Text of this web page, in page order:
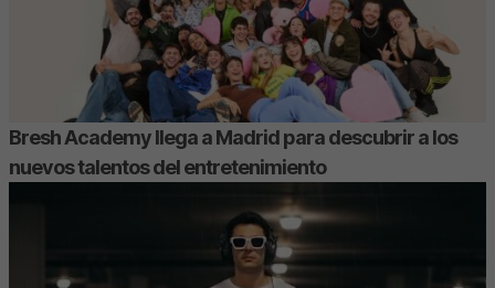
Bresh Academy llega a Madrid para descubrir a los
nuevos talentos del entretenimiento